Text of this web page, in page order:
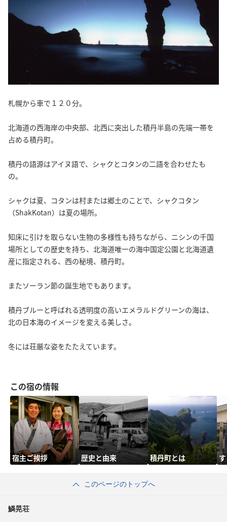
札幌から車で１２０分。
北海道の西海岸の中央部、北西に突出した積丹半島の先端一帯を
占める積丹町。
積丹の語源はアイヌ語で、シャクとコタンの二語を合わせたも
の。
シャクは夏、コタンは村または郷土のことで、シャクコタン
（ShakKotan）は夏の場所。
知床に引けを取らない生物の多様性も持ちながら、ニシンの千国
場所としての歴史を持ち、北海道唯一の海中国定公園と北海道遺
産に指定される、西の秘境、積丹町。
またソーラン節の誕生地でもあります。
積丹ブルーと呼ばれる透明度の高いエメラルドグリーンの海は、
北の日本海のイメージを変える美しさ。
冬には荘厳な姿をたたえています。
この宿の情報
宿主ご挨拶 歴史と由来 積丹町とは
このページのトップへ
鱗晃荘